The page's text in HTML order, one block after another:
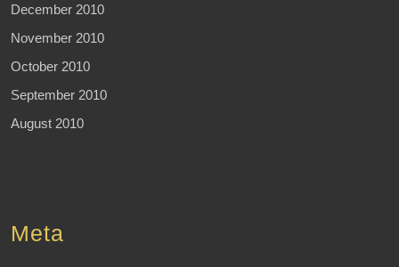
December 2010
November 2010
October 2010
September 2010
August 2010
Meta